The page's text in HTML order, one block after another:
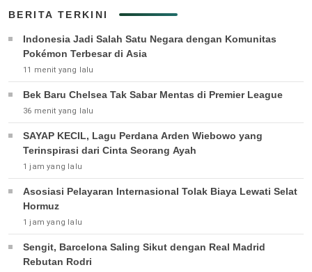
BERITA TERKINI
Indonesia Jadi Salah Satu Negara dengan Komunitas
Pokémon Terbesar di Asia
11 menit yang lalu
Bek Baru Chelsea Tak Sabar Mentas di Premier League
36 menit yang lalu
SAYAP KECIL, Lagu Perdana Arden Wiebowo yang
Terinspirasi dari Cinta Seorang Ayah
1 jam yang lalu
Asosiasi Pelayaran Internasional Tolak Biaya Lewati Selat
Hormuz
1 jam yang lalu
Sengit, Barcelona Saling Sikut dengan Real Madrid
Rebutan Rodri